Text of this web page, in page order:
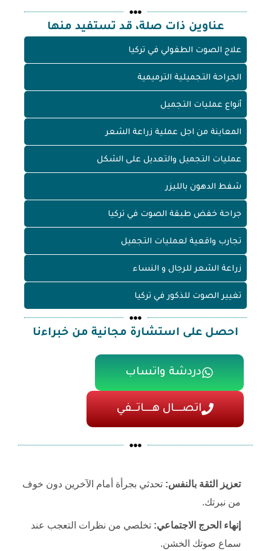
عناوين ذات صلة، قد تستفيد منها
علاج الصوت الطفولي في تركيا
الجراحة التجميلية الترميمية
أنواع عمليات التجميل
المعاينة من اجل عملية زراعة الشعر
عمليات التجميل والتعديل على الشكل
شفط الدهون بالليزر
جراحة خفض طبقة الصوت في تركيا
تجارب واقعية لعمليات التجميل
زراعة الشعر للرجال و النساء
تغيير الصوت للذكور في تركيا
احصل على استشارة مجانية من خبراءنا
دردشة واتساب
اتصـــال هـــاتــفي
تعزيز الثقة بالنفس: تحدثي بجرأة أمام الآخرين دون خوف
من نبرتك.
إنهاء الحرج الاجتماعي: تخلصي من نظرات التعجب عند
سماع صوتك الخشن.